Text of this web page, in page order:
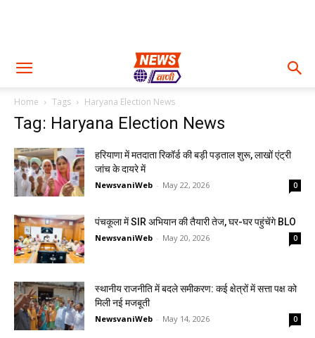
Home Tags Haryana Election News
Tag: Haryana Election News
हरियाणा में मतदाता रिकॉर्ड की बड़ी पड़ताल शुरू, लाखों एंट्री
जांच के दायरे में
NewsvaniWeb - May 22, 2026 0
पंचकूला में SIR अभियान की तैयारी तेज, घर-घर पहुंचेंगे BLO
NewsvaniWeb - May 20, 2026 0
स्थानीय राजनीति में बदले समीकरण: कई क्षेत्रों में सत्ता पक्ष को
मिली नई मजबूती
NewsvaniWeb - May 14, 2026 0